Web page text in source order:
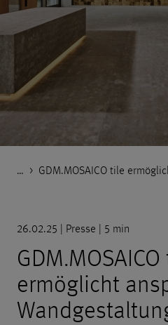
… Godelmann.de
> Presse
> Presse-Artikel
> GDM.MOSAICO tile ermöglicht
26.02.25 | Presse | 5 min
ermöglicht